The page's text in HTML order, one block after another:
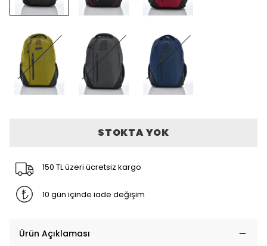
STOKTA YOK
150 TL üzeri ücretsiz kargo
10 gün içinde iade değişim
Ürün Açıklaması